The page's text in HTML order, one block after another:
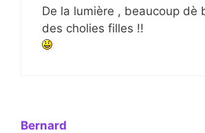
De la lumière , beaucoup dè
des cholies filles !!
Bernard